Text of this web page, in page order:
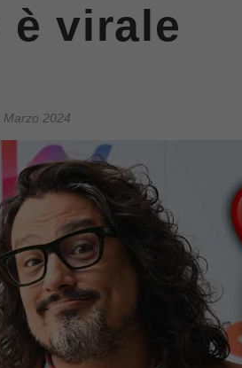
è virale
Marzo 2024